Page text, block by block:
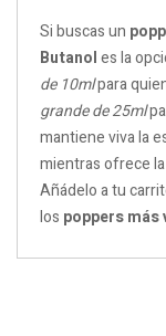
Si buscas un
Butanoles la
de 10mlpara
grande de 25ml
mantiene viva la
mientras ofrece
Añádelo a tu
los poppers más